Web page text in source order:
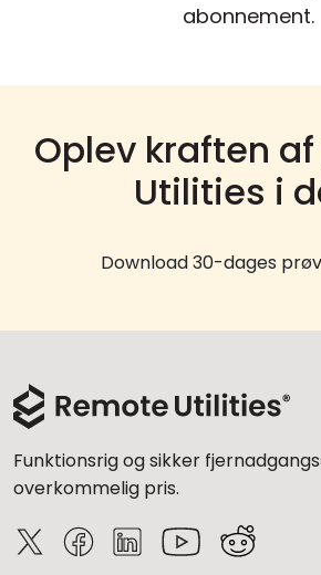
abonnement.
Oplev kraften
Utilities i
Download 30-dages
Funktionsrig og sikker
overkommelig pris.